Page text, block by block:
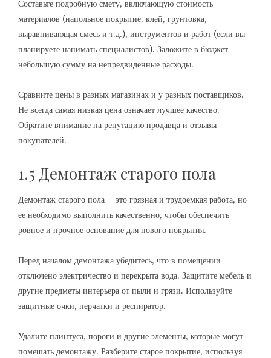
Составьте подробную смету, включающую стоимость
материалов (напольное покрытие, клей, грунтовка,
выравнивающая смесь и т.д.), инструментов и работ (если вы
планируете нанимать специалистов). Заложите в бюджет
небольшую сумму на непредвиденные расходы.
Сравните цены в разных магазинах и у разных поставщиков.
Не всегда самая низкая цена означает лучшее качество.
Обратите внимание на репутацию продавца и отзывы
покупателей.
1.5 Демонтаж старого пола
Демонтаж старого пола – это грязная и трудоемкая работа, но
ее необходимо выполнить качественно, чтобы обеспечить
ровное и прочное основание для нового покрытия.
Перед началом демонтажа убедитесь, что в помещении
отключено электричество и перекрыта вода. Защитите мебель и
другие предметы интерьера от пыли и грязи. Используйте
защитные очки, перчатки и респиратор.
Удалите плинтуса, пороги и другие элементы, которые могут
помешать демонтажу. Разберите старое покрытие, используя